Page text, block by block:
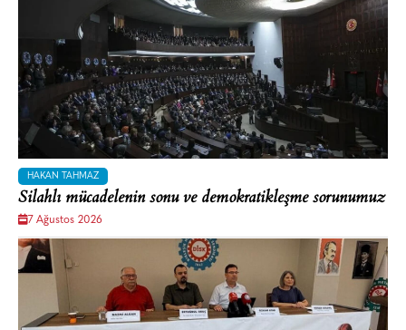
HAKAN TAHMAZ
Silahlı mücadelenin sonu ve demokratikleşme sorunumuz
7 Ağustos 2026